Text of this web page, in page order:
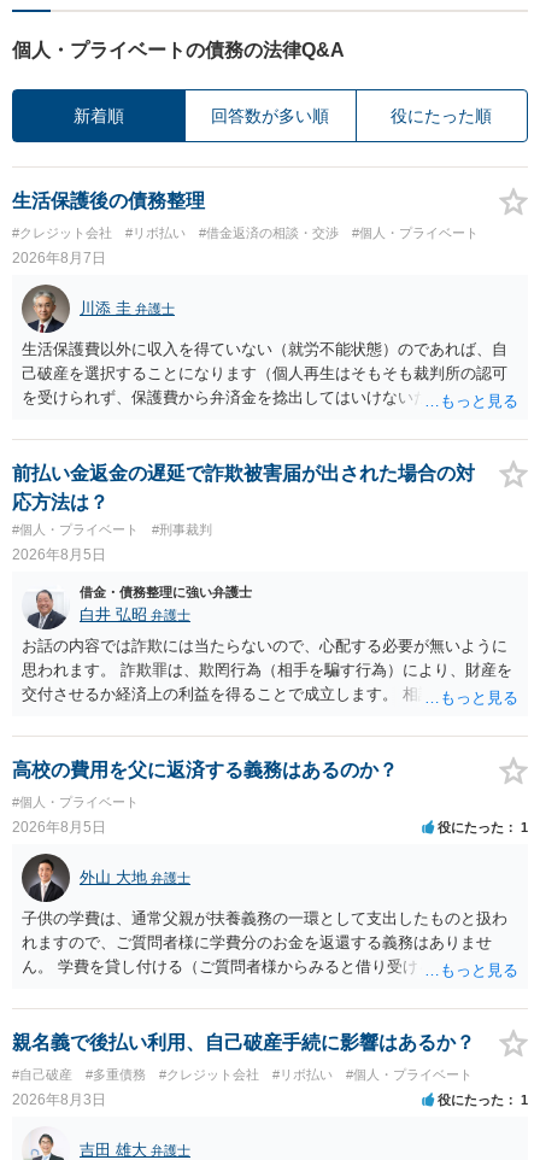
個人・プライベートの債務の法律Q&A
新着順 回答数が多い順 役にたった順
生活保護後の債務整理
#クレジット会社 #リボ払い #借金返済の相談・交渉 #個人・プライベート
2026年8月7日
川添 圭 弁護士
生活保護費以外に収入を得ていない（就労不能状態）のであれば、自
己破産を選択することになります（個人再生はそもそも裁判所の認可
を受けられず、保護費から弁済金を捻出してはいけないため任意整理
士費用は法テラスが負担し、裁判所の予納金等も法テラスが援助して
くれるため、弁護士へ自己破産を任せれば解決します。
前払い金返金の遅延で詐欺被害届が出された場合の対
応方法は？
#個人・プライベート #刑事裁判
2026年8月5日
借金・債務整理に強い弁護士
白井 弘昭 弁護士
お話の内容では詐欺には当たらないので、心配する必要が無いように
思われます。 詐欺罪は、欺罔行為（相手を騙す行為）により、財産を
交付させるか経済上の利益を得ることで成立します。 相談者さんは、
ので、詐欺罪の実行行為性が無く罪に問うことはできません。 おそら
く、相手が真実を話せば警察も取り合わないと思いますが、虚偽の内
容を述べた場合は、捜査はあるかもしれません。 ただし、捜査におい
て、真実を説明すれば、「ちゃんと返しなさいよ」程度の注意で済む
ことだと思われます。 また、返せるお金が無いのであれば、返せない
のは致し方ありません。真摯に分割して支払うことを相手に告げてい
くのみでしょう。 以上、ご参考まで。
高校の費用を父に返済する義務はあるのか？
#個人・プライベート
2026年8月5日 役にたった 1
外山 大地 弁護士
子供の学費は、通常父親が扶養義務の一環として支出したものと扱わ
れますので、ご質問者様に学費分のお金を返還する義務はありませ
ん。 学費を貸し付ける（ご質問者様からみると借り受ける）といった
ょう。
親名義で後払い利用、自己破産手続に影響はあるか？
#自己破産 #多重債務 #クレジット会社 #リボ払い #個人・プライベート
2026年8月3日 役にたった 1
吉田 雄大 弁護士